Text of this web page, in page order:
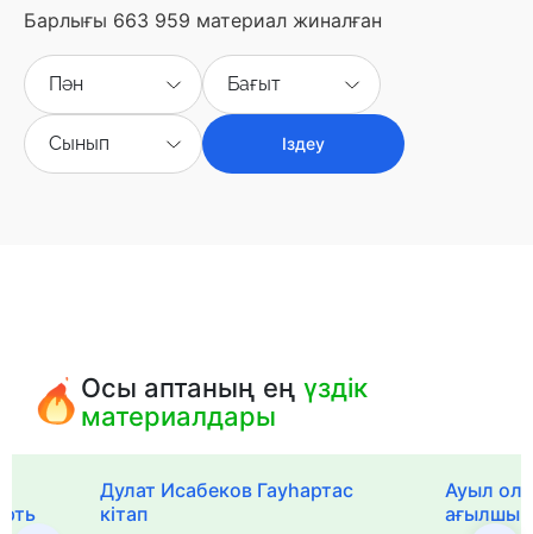
Барлығы 663 959 материал жиналған
Пән Бағыт
Сынып Іздеу
Осы аптаның еңүздік
материалдары
Дулат Исабеков Гауһартас
кітап
Ауыл
ағылшын